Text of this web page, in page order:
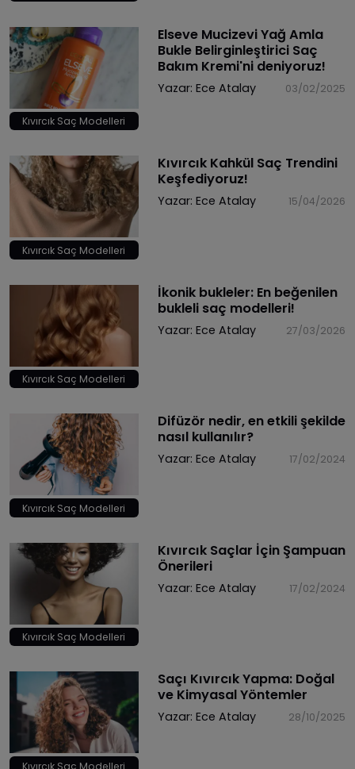
Kıvırcık Saç Modelleri
Elseve Mucizevi Yağ Amla
Bukle Belirginleştirici Saç
Bakım Kremi'ni deniyoruz!
Yazar: Ece Atalay 03/02/2025
Kıvırcık Saç Modelleri
Kıvırcık Kahkül Saç Trendini
Keşfediyoruz!
Yazar: Ece Atalay 15/04/2026
Kıvırcık Saç Modelleri
İkonik bukleler: En beğenilen
bukleli saç modelleri!
Yazar: Ece Atalay 27/03/2026
Kıvırcık Saç Modelleri
Difüzör nedir, en etkili şekilde
nasıl kullanılır?
Yazar: Ece Atalay 17/02/2024
Kıvırcık Saç Modelleri
Kıvırcık Saçlar İçin Şampuan
Önerileri
Yazar: Ece Atalay 17/02/2024
Kıvırcık Saç Modelleri
Saçı Kıvırcık Yapma: Doğal
ve Kimyasal Yöntemler
Yazar: Ece Atalay 28/10/2025